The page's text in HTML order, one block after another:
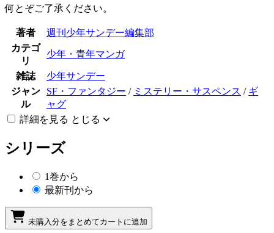
何とぞご了承ください。
著者
週刊少年サンデー編集部
カテゴ
リ
少年・青年マンガ
雑誌
少年サンデー
ジャン
ル
SF・ファンタジー / ミステリー・サスペンス / ギ
ャグ
詳細を見る とじる
シリーズ
1巻から
最新刊から
未購入分をまとめてカートに追加